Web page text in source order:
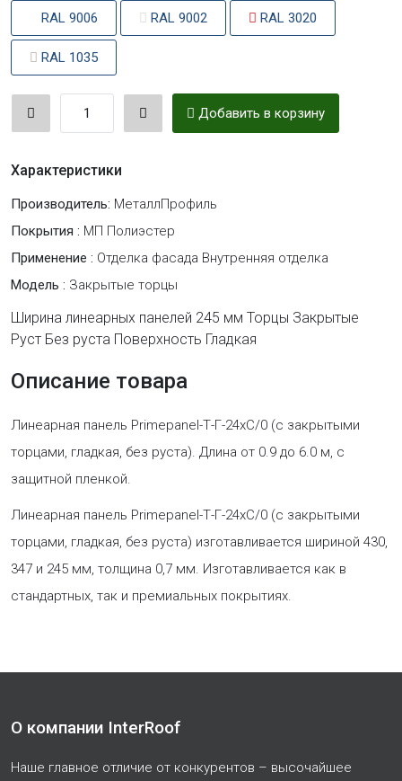
RAL 9006 RAL 9002 RAL 3020
RAL 1035
Добавить в корзину
Характеристики
Производитель: МеталлПрофиль
Покрытия : МП Полиэстер
Применение : Отделка фасада Внутренняя отделка
Модель : Закрытые торцы
Ширина линеарных панелей 245 мм Торцы Закрытые
Руст Без руста Поверхность Гладкая
Описание товара
Линеарная панель Primepanel-Т-Г-24хС/0 (с закрытыми
торцами, гладкая, без руста). Длина от 0.9 до 6.0 м, с
защитной пленкой.
Линеарная панель Primepanel-Т-Г-24хС/0 (с закрытыми
торцами, гладкая, без руста) изготавливается шириной 430,
347 и 245 мм, толщина 0,7 мм. Изготавливается как в
стандартных, так и премиальных покрытиях.
О компании InterRoof
Наше главное отличие от конкурентов – высочайшее